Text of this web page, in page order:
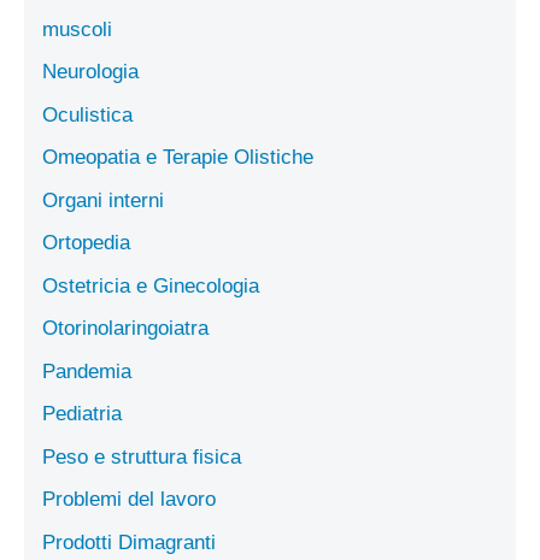
muscoli
Neurologia
Oculistica
Omeopatia e Terapie Olistiche
Organi interni
Ortopedia
Ostetricia e Ginecologia
Otorinolaringoiatra
Pandemia
Pediatria
Peso e struttura fisica
Problemi del lavoro
Prodotti Dimagranti